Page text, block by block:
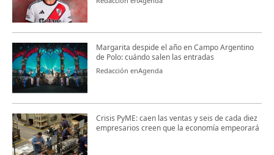
Margarita despide el año en Campo Argentino
de Polo: cuándo salen las entradas
Redacción enAgenda
Crisis PyME: caen las ventas y seis de cada diez
empresarios creen que la economía empeorará